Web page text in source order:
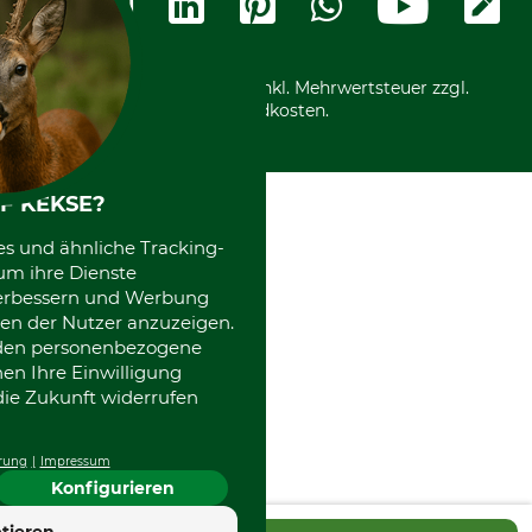
Kostenloser Rückversand
Nachhaltigkeit
Entsorgung und Umwelt
Datenschutz Print
Motorgeräteshop
Über uns
Community
International
Kooperationen
Alle Preise in Euro und inkl. Mehrwertsteuer zzgl.
Versandkosten.
KEKSE?
und ähnliche Tracking-
ihre Dienste
und Werbung
der Nutzer anzuzeigen.
personenbezogene
Ihre Einwilligung
Zukunft widerrufen
Impressum
Konfigurieren